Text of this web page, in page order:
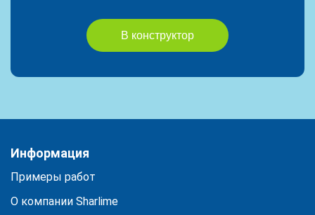
В конструктор
Информация
Примеры работ
О компании Sharlime